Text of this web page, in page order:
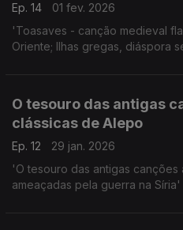
Ep. 14
01 fev. 2026
'Toasaves - canção medieval
Oriente; Ilhas gregas, diáspora
O tesouro das antigas
clássicas de Alepo
Ep. 12
29 jan. 2026
'O tesouro das antigas canções
ameaçadas pela guerra na